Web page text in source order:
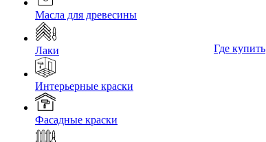
Масла для древесины
Лаки
Интерьерные краски
Фасадные краски
Где купить